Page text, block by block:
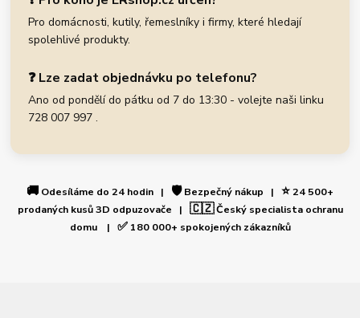
Pro domácnosti, kutily, řemeslníky i firmy, které hledají
spolehlivé produkty.
❓ Lze zadat objednávku po telefonu?
Ano od pondělí do pátku od 7 do 13:30 - volejte naši linku
728 007 997 .
🚚 Odesíláme do 24 hodin | 🛡️Bezpečný nákup | ⭐24 500+
prodaných kusů 3D odpuzovače | 🇨🇿Český specialista ochranu
domu | ✅180 000+ spokojených zákazníků